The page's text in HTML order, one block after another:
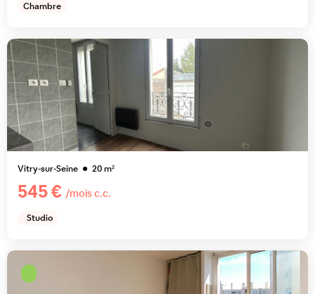
Chambre
Vitry-sur-Seine 20m²
545 € /mois c.c.
Studio